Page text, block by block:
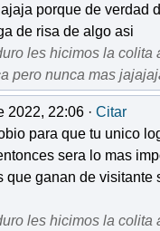
porque de verdad
de risa de algo asi
les hicimos la colita
pero nunca mas
2022, 22:06 · Citar
para que tu unico
sera lo mas
ganan de visitante
les hicimos la colita